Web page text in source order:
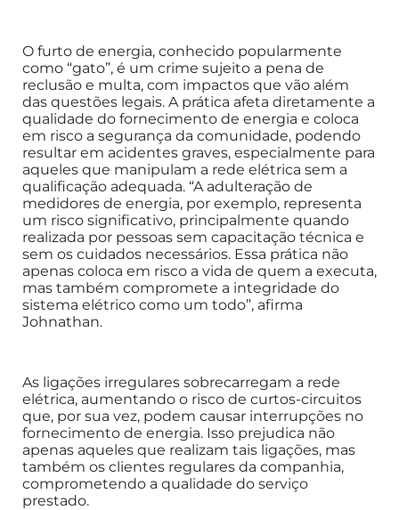
O furto de energia, conhecido popularmente
como “gato”, é um crime sujeito a pena de
reclusão e multa, com impactos que vão além
das questões legais. A prática afeta diretamente a
qualidade do fornecimento de energia e coloca
em risco a segurança da comunidade, podendo
resultar em acidentes graves, especialmente para
aqueles que manipulam a rede elétrica sem a
qualificação adequada. “A adulteração de
medidores de energia, por exemplo, representa
um risco significativo, principalmente quando
realizada por pessoas sem capacitação técnica e
sem os cuidados necessários. Essa prática não
apenas coloca em risco a vida de quem a executa,
mas também compromete a integridade do
sistema elétrico como um todo”, afirma
Johnathan.
As ligações irregulares sobrecarregam a rede
elétrica, aumentando o risco de curtos-circuitos
que, por sua vez, podem causar interrupções no
fornecimento de energia. Isso prejudica não
apenas aqueles que realizam tais ligações, mas
também os clientes regulares da companhia,
comprometendo a qualidade do serviço
prestado.